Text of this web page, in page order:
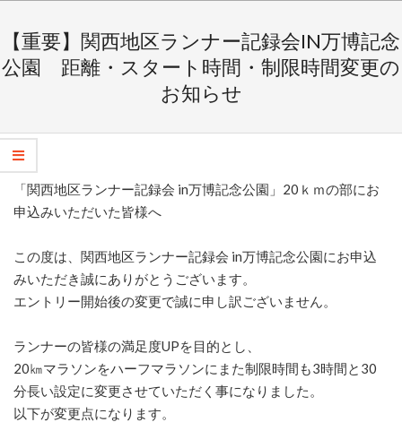
content
Navigation
Menu
【重要】関西地区ランナー記録会IN万博記念
公園 距離・スタート時間・制限時間変更の
お知らせ
「関西地区ランナー記録会 in万博記念公園」20ｋｍの部にお
申込みいただいた皆様へ
この度は、関西地区ランナー記録会 in万博記念公園にお申込
みいただき誠にありがとうございます。
エントリー開始後の変更で誠に申し訳ございません。
ランナーの皆様の満足度UPを目的とし、
20㎞マラソンをハーフマラソンにまた制限時間も3時間と30
分長い設定に変更させていただく事になりました。
以下が変更点になります。